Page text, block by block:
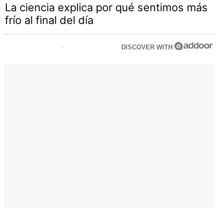
La ciencia explica por qué sentimos más
frío al final del día
DISCOVER WITH